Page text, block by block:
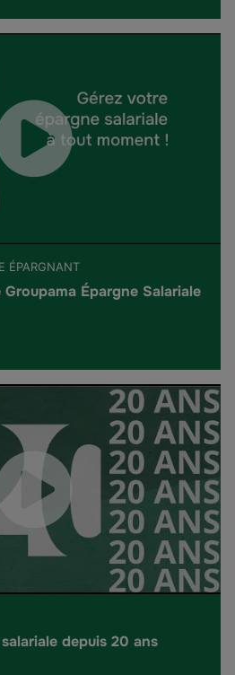
ÉPARGNANT
Épargne Salariale
depuis 20 ans